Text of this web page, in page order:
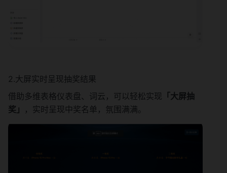
2.大屏实时呈现抽奖结果
借助多维表格仪表盘、词云，可以轻松实现 「大屏抽
奖」
，实时呈现中奖名单，氛围满满。